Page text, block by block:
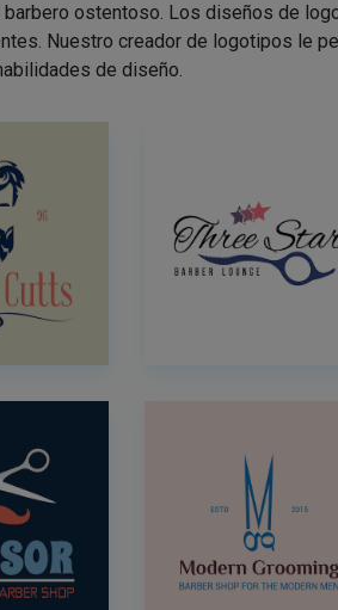
ostentoso. Los diseños de
Nuestro creador de logotipos le
de diseño.